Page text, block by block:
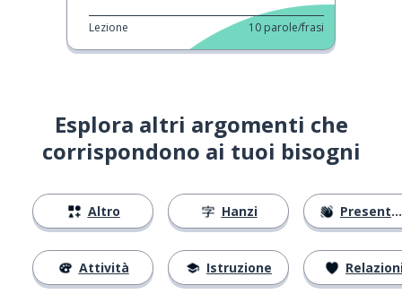
Lezione 10 parole/frasi
Esplora altri argomenti che
corrispondono ai tuoi bisogni
Altro
Attività
Hanzi
Istruzione
Presentarsi